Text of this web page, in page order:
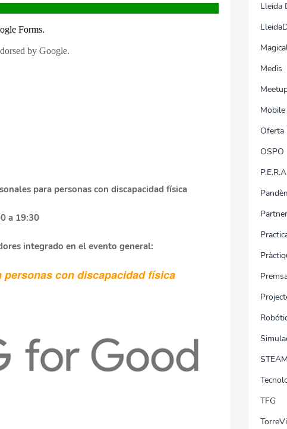
para personas con discapacidad física
a 19:30
integrado en el evento general:
con discapacidad física
Lleida
Medis
Oferta
OSPO
STEAM
TFG